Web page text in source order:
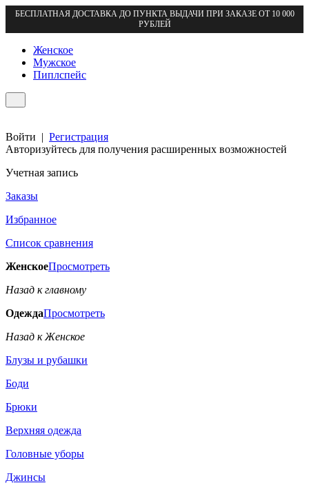
БЕСПЛАТНАЯ ДОСТАВКА ДО ПУНКТА ВЫДАЧИ ПРИ ЗАКАЗЕ ОТ 10 000
РУБЛЕЙ
Женское
Мужское
Пиплспейс
Войти | Регистрация
Авторизуйтесь для получения расширенных возможностей
Учетная запись
Заказы
Избранное
Список сравнения
ЖенскоеПросмотреть
Назад к главному
ОдеждаПросмотреть
Назад к Женское
Блузы и рубашки
Боди
Брюки
Верхняя одежда
Головные уборы
Джинсы